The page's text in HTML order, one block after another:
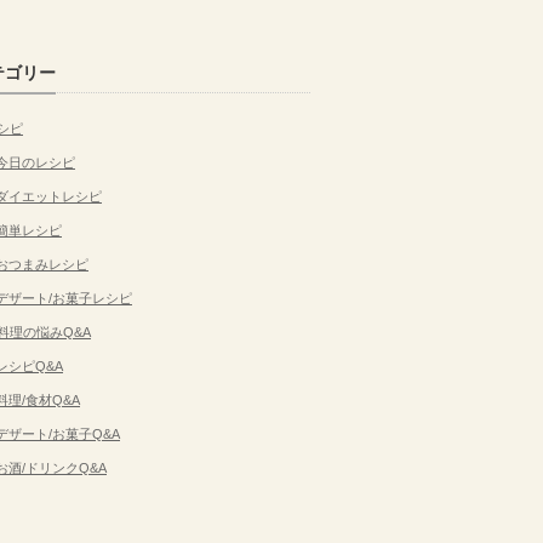
ゴリー
ピ
日のレシピ
イエットレシピ
単レシピ
つまみレシピ
ザート/お菓子レシピ
理の悩みQ&A
シピQ&A
理/食材Q&A
ザート/お菓子Q&A
酒/ドリンクQ&A